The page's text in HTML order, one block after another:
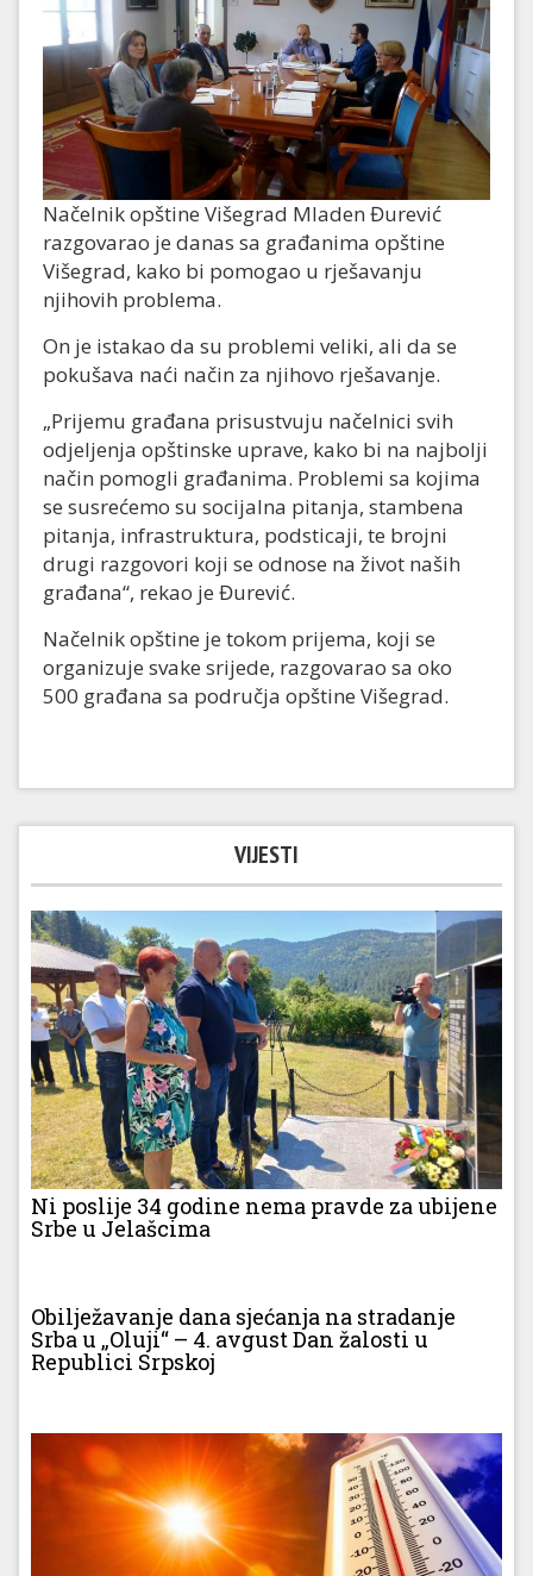
Načelnik opštine Višegrad Mladen Đurević
razgovarao je danas sa građanima opštine
Višegrad, kako bi pomogao u rješavanju
njihovih problema.
On je istakao da su problemi veliki, ali da se
pokušava naći način za njihovo rješavanje.
„Prijemu građana prisustvuju načelnici svih
odjeljenja opštinske uprave, kako bi na najbolji
način pomogli građanima. Problemi sa kojima
se susrećemo su socijalna pitanja, stambena
pitanja, infrastruktura, podsticaji, te brojni
drugi razgovori koji se odnose na život naših
građana“, rekao je Đurević.
Načelnik opštine je tokom prijema, koji se
organizuje svake srijede, razgovarao sa oko
500 građana sa područja opštine Višegrad.
VIJESTI
Ni poslije 34 godine nema pravde za ubijene
Srbe u Jelašcima
Obilježavanje dana sjećanja na stradanje
Srba u „Oluji“ – 4. avgust Dan žalosti u
Republici Srpskoj